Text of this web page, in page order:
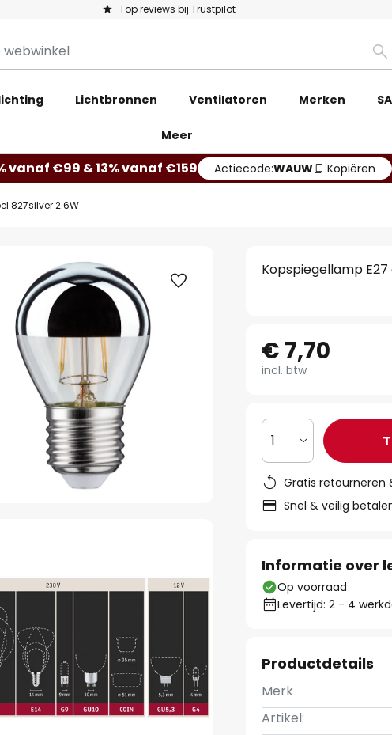
Top reviews bij Trustpilot
Lichtbronnen Ventilatoren Merken
Meer
vanaf €99 & 13% vanaf €159 Actiecode:WAUW Kopiëren
827silver 2.6W
Kopspiegellamp
€ 7,70
incl. btw
1
Gratis retourneren
Snel & veilig
Informatie over
Op voorraad
Levertijd: 2 - 4
Productdetails
Merk
Artikel: